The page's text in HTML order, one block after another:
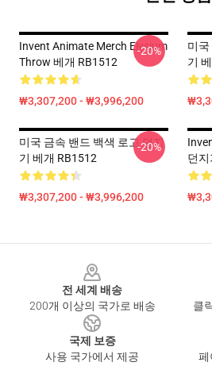
Invent Animate Merch Elysium
Throw 베개 RB1512
₩3,307,200 - ₩3,996,200
-20%
미
기
미국 금속 밴드 백색 로고 던지
기 베개 RB1512
₩3,307,200 - ₩3,996,200
-20%
던지
전 세계 배송
200개 이상의 국가로 배송
클
국제 보증
사용 국가에서 제공
페